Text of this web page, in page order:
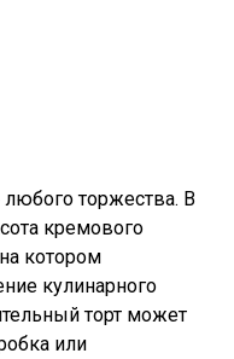
торжества. В
кремового
котором
кулинарного
торт может
или